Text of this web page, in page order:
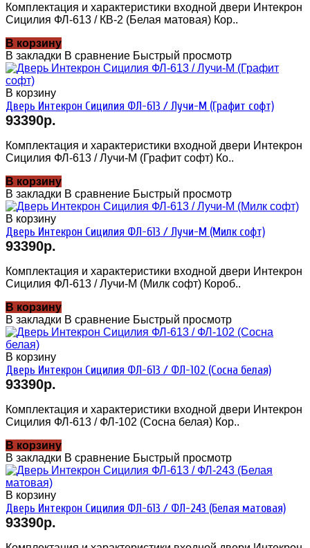
Комплектация и характеристики входной двери Интекрон
Сицилия ФЛ-613 / КВ-2 (Белая матовая) Кор..
В корзину
В закладки В сравнение Быстрый просмотр
В корзину
Дверь Интекрон Сицилия ФЛ-613 / Лучи-М (Графит софт)
93390р.
Комплектация и характеристики входной двери Интекрон
Сицилия ФЛ-613 / Лучи-М (Графит софт) Ко..
В корзину
В закладки В сравнение Быстрый просмотр
В корзину
Дверь Интекрон Сицилия ФЛ-613 / Лучи-М (Милк софт)
93390р.
Комплектация и характеристики входной двери Интекрон
Сицилия ФЛ-613 / Лучи-М (Милк софт) Короб..
В корзину
В закладки В сравнение Быстрый просмотр
В корзину
Дверь Интекрон Сицилия ФЛ-613 / ФЛ-102 (Сосна белая)
93390р.
Комплектация и характеристики входной двери Интекрон
Сицилия ФЛ-613 / ФЛ-102 (Сосна белая) Кор..
В корзину
В закладки В сравнение Быстрый просмотр
В корзину
Дверь Интекрон Сицилия ФЛ-613 / ФЛ-243 (Белая матовая)
93390р.